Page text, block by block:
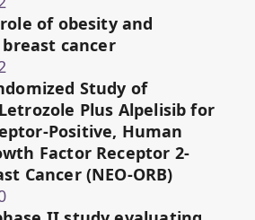
of obesity and
cancer
Study of
Plus Alpelisib for
Positive, Human
Factor Receptor 2-
Cancer (NEO-ORB)